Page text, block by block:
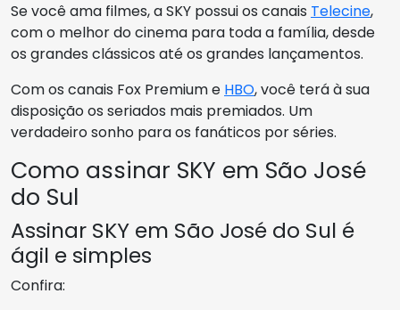
Se você ama filmes, a SKY possui os canais Telecine,
com o melhor do cinema para toda a família, desde
os grandes clássicos até os grandes lançamentos.
Com os canais Fox Premium e HBO, você terá à sua
disposição os seriados mais premiados. Um
verdadeiro sonho para os fanáticos por séries.
Como assinar SKY em São José
do Sul
Assinar SKY em São José do Sul é
ágil e simples
Confira: